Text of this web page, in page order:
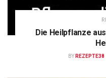
Die Heilpflanze
BY REZEPTE38